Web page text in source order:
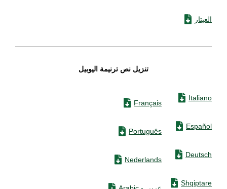
الغيتار
تنزيل نص ترنيمة اليوبيل
Italiano
Español
Deutsch
Shqiptare
Français
Português
Nederlands